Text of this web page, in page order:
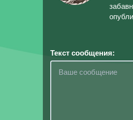
Текст сообщения: